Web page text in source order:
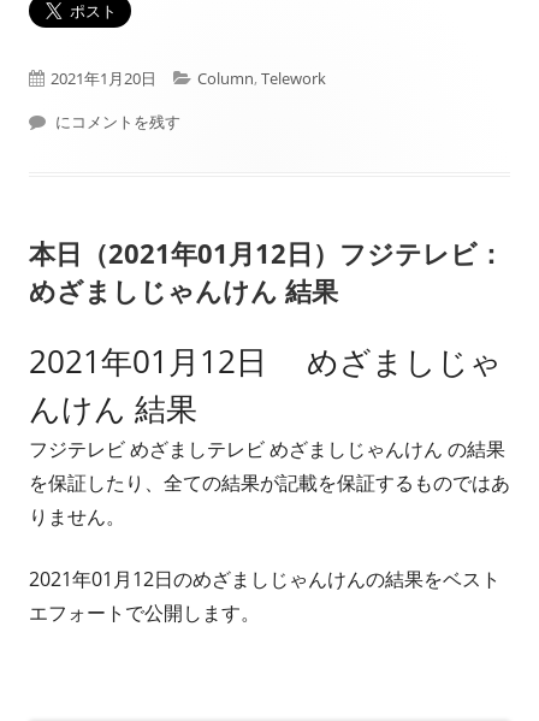
公
開
2021年1月20日
カ
ー
Column, Telework
2021年1月の選択 LUMIX S5 パナソニック ミラーレスフルサイズ一眼
にコメントを残す
本日（2021年01月12日）フジテレビ：
めざましじゃんけん 結果
2021年01月12日 めざましじゃ
んけん 結果
フジテレビ めざましテレビ めざましじゃんけん の結果
を保証したり、全ての結果が記載を保証するものではあ
りません。
2021年01月12日のめざましじゃんけんの結果をベスト
エフォートで公開します。